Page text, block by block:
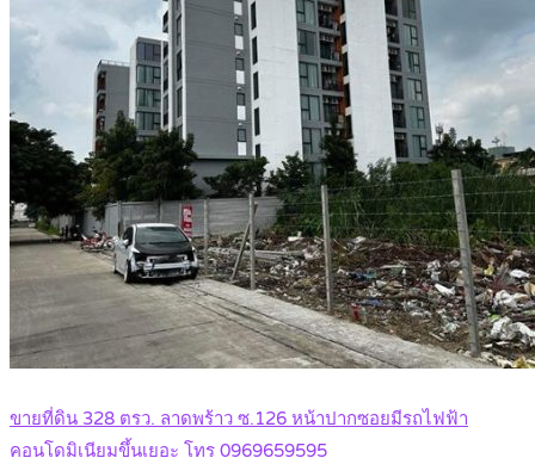
ขายที่ดิน 328 ตรว. ลาดพร้าว ซ.126 หน้าปากซอยมีรถไฟฟ้า
คอนโดมิเนียมขึ้นเยอะ โทร 0969659595